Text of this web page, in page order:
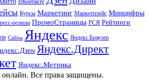
ВКонтакте
Курсы Маркетинг Маркетплейс Минцифры
релизы ПромоСтраницы РСЯ Рейтинги
Сайты Яндекс Яндекс.Браузер
Яндекс.Директ
Яндекс.Метрика
Все права защищены.